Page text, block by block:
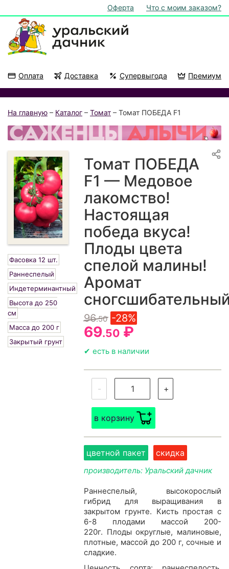
Оферта Что с моим заказом?
Оплата Доставка Супервыгода Премиум
На главную – Каталог – Томат – Томат ПОБЕДА F1
Фасовка 12 шт.
Раннеспелый
Индетерминантный
Высота до 250
см
Масса до 200 г
Закрытый грунт
Томат ПОБЕДА
F1 — Медовое
лакомство!
Настоящая
победа вкуса!
Плоды цвета
спелой малины!
Аромат
96.50 -28%
69.50 ₽
✔ есть в наличии
- +
в корзину
цветной пакет скидка
производитель: Уральский дачник
Раннеспелый, высокорослый
гибрид для выращивания в
закрытом грунте. Кисть простая с
6-8 плодами массой 200-
220г. Плоды округлые, малиновые,
плотные, массой до 200 г, сочные и
сладкие.